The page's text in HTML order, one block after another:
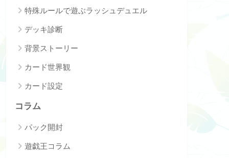
特殊ルールで遊ぶラッシュデュエル
デッキ診断
背景ストーリー
カード世界観
カード設定
コラム
パック開封
遊戯王コラム